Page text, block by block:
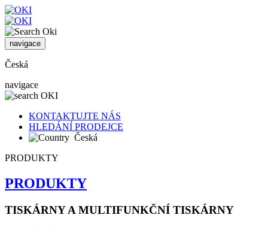
navigace
Česká
navigace
KONTAKTUJTE NÁS
HLEDÁNÍ PRODEJCE
Česká
PRODUKTY
PRODUKTY
TISKÁRNY A MULTIFUNKČNÍ TISKÁRNY